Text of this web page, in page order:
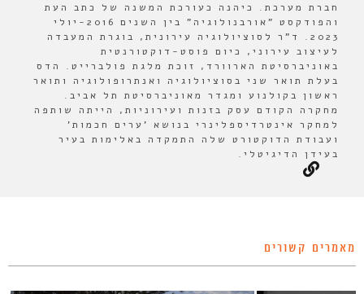
חברת מערכת. כיהנה כעורכת המשנה של כתב העת
והפודקסט "אורבנולוגיה" בין השנים 2016-יולי
2023. ד"ר לסוציולוגיה עירונית, בוגרת המעבדה
לעיצוב עירוני, כיום פוסט-דוקטורנטית
באוניברסיטת הארוורד, זוכת מלגת פולברייט. הדס
בעלת תואר שני בסוציולוגיה ואנתרופולוגיה ותואר
ראשון בקולנוע ומגדר מאוניברסיטת תל אביב.
מחקרה הקודם עסק בזנות ועירוניות, הייתה שותפה
למחקר אינטרדיספלינרי בנושא 'ערים חכמות'
ועבודת הדוקטורט שלה התמקדה באלימות בעיר
בעידן הדיגיטלי.
מאמרים קשורים